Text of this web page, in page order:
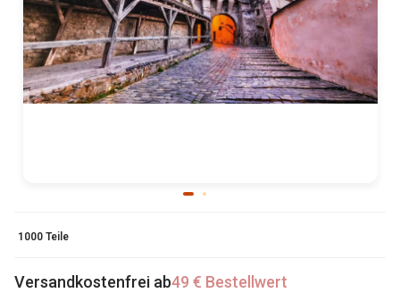
1000 Teile
Versandkostenfrei ab49 € Bestellwert